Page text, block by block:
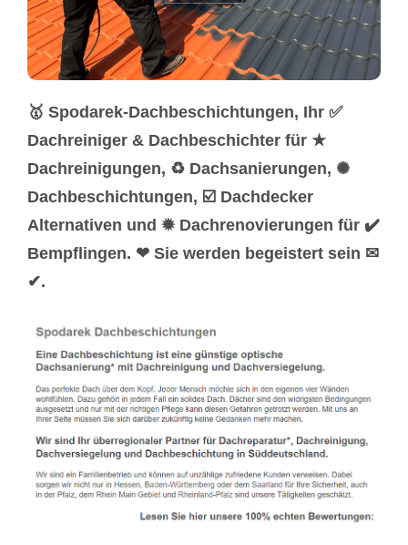
🥇 Spodarek-Dachbeschichtungen, Ihr ✅
Dachreiniger & Dachbeschichter für ★
Dachreinigungen, ♻ Dachsanierungen, ✺
Dachbeschichtungen, ☑️ Dachdecker
Alternativen und ✹ Dachrenovierungen für ✔️
Bempflingen. ❤ Sie werden begeistert sein ✉
✔.